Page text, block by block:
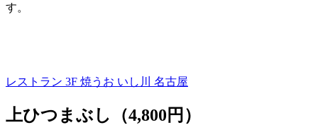
す。
レストラン 3F 焼うお いし川 名古屋
上ひつまぶし（4,800円）